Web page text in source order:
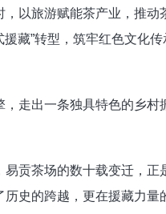
以旅游赋能茶产业，推动
藏”转型，筑牢红色文化
走出一条独具特色的乡村
贡茶场的数十载变迁，正
史的跨越，更在援藏力量